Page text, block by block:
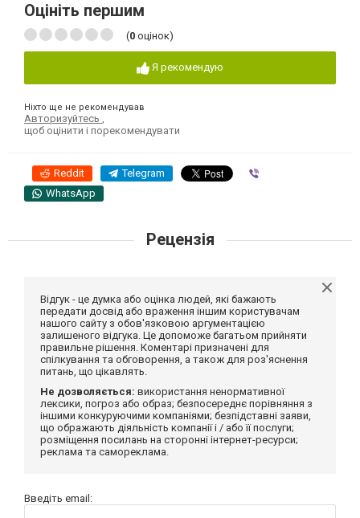
Оцініть першим
(0 оцінок)
Я рекомендую
Ніхто ще не рекомендував
Авторизуйтесь
щоб оцінити і порекомендувати
Reddit Telegram
WhatsApp
Рецензія
Відгук - це думка або оцінка людей, які бажають
передати досвід або враження іншим користувачам
нашого сайту з обов'язковою аргументацією
залишеного відгука. Це допоможе багатьом прийняти
правильне рішення. Коментарі призначені для
спілкування та обговорення, а також для роз'яснення
питань, що цікавлять.
Не дозволяється: використання ненормативної
лексики, погроз або образ; безпосереднє порівняння з
іншими конкуруючими компаніями; безпідставні заяви,
що ображають діяльність компанії і / або її послуги;
розміщення посилань на сторонні інтернет-ресурси;
реклама та самореклама.
Введіть email: